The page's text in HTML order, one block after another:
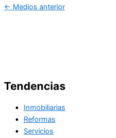
← Medios anterior
Tendencias
Inmobiliarias
Reformas
Servicios